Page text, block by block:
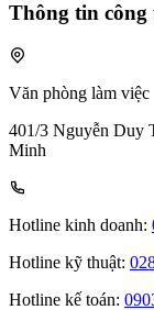
Thông tin công
Văn phòng làm việc
401/3 Nguyễn Duy
Minh
Hotline kinh doanh:
Hotline kỹ thuật:
Hotline kế toán: